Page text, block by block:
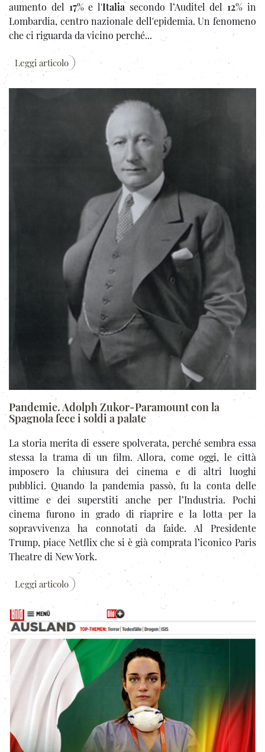
aumento del 17% e l'Italiasecondo l’Auditel del12% in
Lombardia, centro nazionale dell'epidemia. Un fenomeno
che ci riguarda da vicino perché...
Leggi articolo
Pandemie. Adolph Zukor-Paramount con la
Spagnola fece i soldi a palate
La storia merita di essere spolverata, perché sembra essa
stessa la trama di un film. Allora, come oggi, le città
imposero la chiusura dei cinema e di altri luoghi
pubblici. Quando la pandemia passò, fu la conta delle
vittime e dei superstiti anche per l’Industria. Pochi
cinema furono in grado di riaprire e la lotta per la
sopravvivenza ha connotati da faide. Al Presidente
Trump, piace Netflix che si è già comprata l’iconico Paris
Theatre di New York.
Leggi articolo